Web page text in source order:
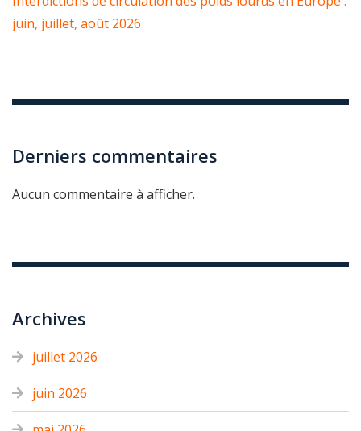
juin, juillet, août 2026
Derniers commentaires
Aucun commentaire à afficher.
Archives
juillet 2026
juin 2026